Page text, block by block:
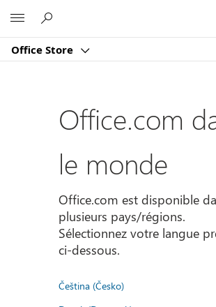
Office Store
Office.com
le monde
Office.com est disponible
plusieurs pays/régions.
Sélectionnez votre langue
ci-dessous.
Čeština (Česko)